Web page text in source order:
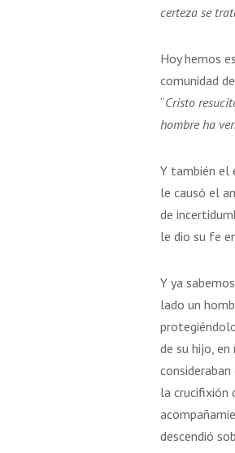
certeza se
Hoy hemos
comunidad
“Cristo
hombre ha
Y también el
le causó el
de
le dio su fe
Y ya
lado un
de su hijo,
la crucifixión
descendió